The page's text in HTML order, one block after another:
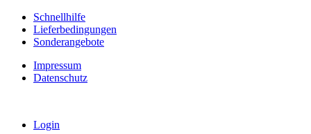
Schnellhilfe
Lieferbedingungen
Sonderangebote
Impressum
Datenschutz
Login